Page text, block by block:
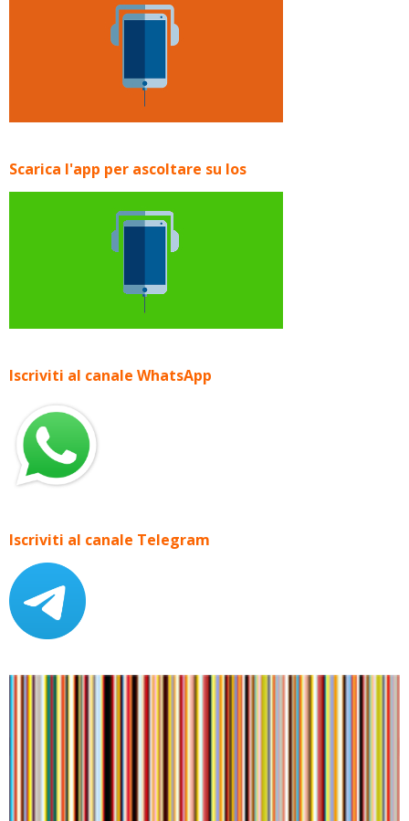
Scarica l'app per ascoltare su Ios
Iscriviti al canale WhatsApp
Iscriviti al canale Telegram